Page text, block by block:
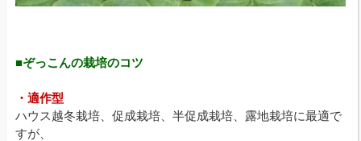
■ぞっこんの栽培のコツ
・適作型
ハウス越冬栽培、促成栽培、半促成栽培、露地栽培に最適で
すが、